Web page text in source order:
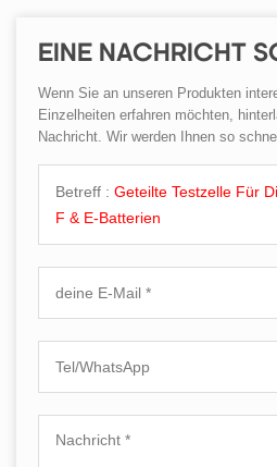
EINE NACHRICHT
Wenn Sie an unseren Produkten
Einzelheiten erfahren möchten,
Nachricht. Wir werden Ihnen so
Betreff : Geteilte Testzelle Für
F & E-Batterien